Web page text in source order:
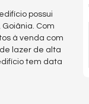
possui
Com
à venda com
lazer de alta
tem data